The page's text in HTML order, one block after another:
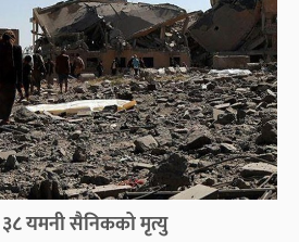
यमनी सैनिकको मृत्यु